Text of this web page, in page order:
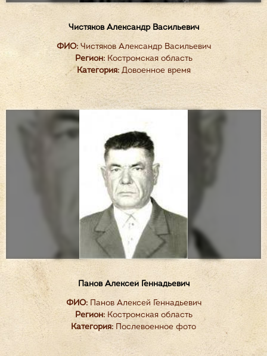
Чистяков Александр Васильевич
ФИО:Чистяков Александр Васильевич
Регион:Костромская область
Категория:Довоенное время
Панов Алексей Геннадьевич
ФИО:Панов Алексей Геннадьевич
Регион:Костромская область
Категория: Послевоенное фото